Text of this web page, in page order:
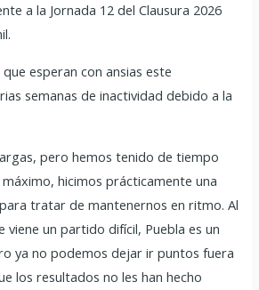
a la Jornada 12 del Clausura 2026
esperan con ansias este
semanas de inactividad debido a la
pero hemos tenido de tiempo
hicimos prácticamente una
tratar de mantenernos en ritmo. Al
viene un partido difícil, Puebla es un
ya no podemos dejar ir puntos fuera
los resultados no les han hecho